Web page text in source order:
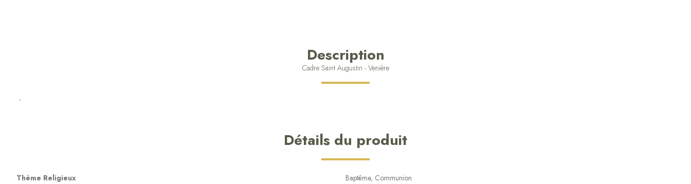
Description
Cadre Saint Augustin - Venière
-
Détails du produit
Thème Religieux
Baptême, Communion